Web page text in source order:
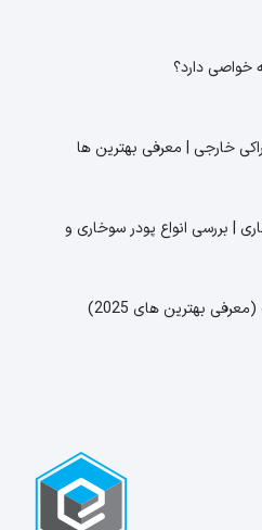
دارد؟
خارجی | معرفی بهترین ها
| بررسی انواع پودر سوخاری و
بهترین‌ های 2025)